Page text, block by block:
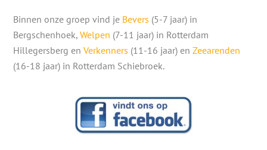
Binnen onze groep vind je Bevers (5-7 jaar) in
Bergschenhoek,Welpen (7-11 jaar) in Rotterdam
Hillegersberg enVerkenners (11-16 jaar) enZeearenden
(16-18 jaar) in Rotterdam Schiebroek.